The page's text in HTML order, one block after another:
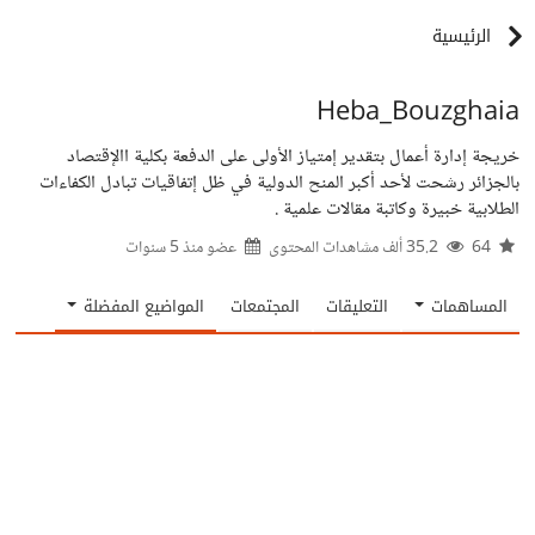
الرئيسية
Heba_Bouzghaia
خريجة إدارة أعمال بتقدير إمتياز الأولى على الدفعة بكلية االإقتصاد
بالجزائر رشحت لأحد أكبر المنح الدولية في ظل إتفاقيات تبادل الكفاءات
الطلابية خبيرة وكاتبة مقالات علمية .
عضو منذ5 سنوات
المساهمات التعليقات المجتمعات المواضيع المفضلة